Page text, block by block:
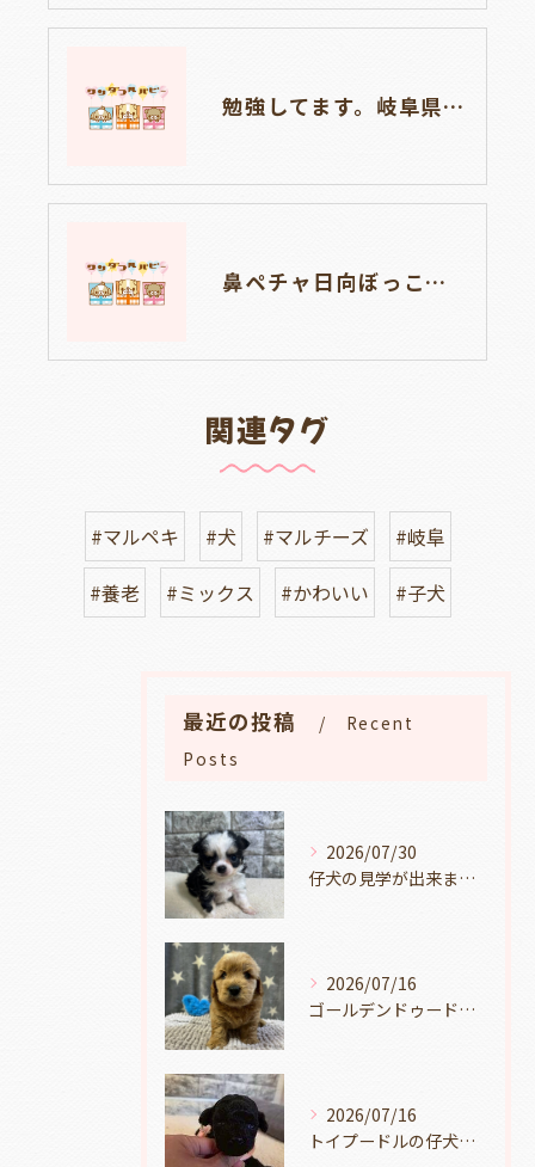
勉強してます。岐阜県養老町ブリーダーのワンダフルパピーです。
鼻ペチャ日向ぼっこ🐶🌞岐阜県養老町のブリーダー「ワンダフルパピー」
関連タグ
#マルペキ #犬 #マルチーズ
#岐阜
#養老
#ミックス #かわいい #子犬
最近の投稿
Recent
Posts
2026/07/30
仔犬の見学が出来ます🐶岐阜県養老町のブリーダーワンダフルパピーです。
2026/07/16
ゴールデンドゥードルの仔犬の見学が出来ます🐶🐶🐶岐阜県養老町のブリーダーワンダフルパピーです。
2026/07/16
トイプードルの仔犬のお目目があいたよ👀🐶岐阜県養老町のブリーダーワンダフルパピーです。